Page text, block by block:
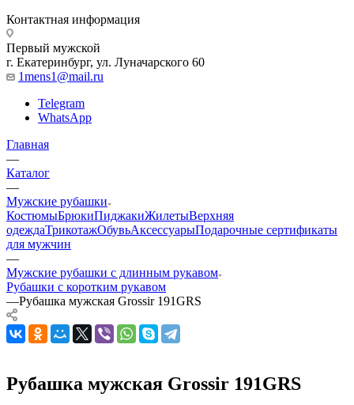
Контактная информация
Первый мужской
г. Екатеринбург, ул. Луначарского 60
1mens1@mail.ru
Telegram
WhatsApp
Главная
—
Каталог
—
Мужские рубашки
КостюмыБрюкиПиджакиЖилетыВерхняя
одеждаТрикотажОбувьАксессуарыПодарочные сертификаты
для мужчин
—
Мужские рубашки с длинным рукавом
Рубашки с коротким рукавом
—Рубашка мужская Grossir 191GRS
Рубашка мужская Grossir 191GRS